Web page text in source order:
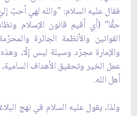
فقال عليه السلام: "والله لهي أحبّ
حقًّا" (أي أقيم قانون الإسلام
والإمارة مجرّد وسيلة ليس إلّا،
عمل الخير وتحقيق الأهداف
أهل الله.
ولذا، يقول عليه السلام في نهج